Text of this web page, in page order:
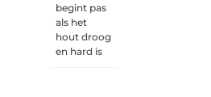
begint pas
als het
hout droog
en hard is